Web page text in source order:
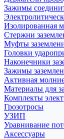
Зажимы
Изолированная
Стержни
Муфты
Головки
Наконечники
Зажимы
Активная
Материалы для
Комплекты
Грозотросы
УЗИП
Уравнивание
Аксессуары